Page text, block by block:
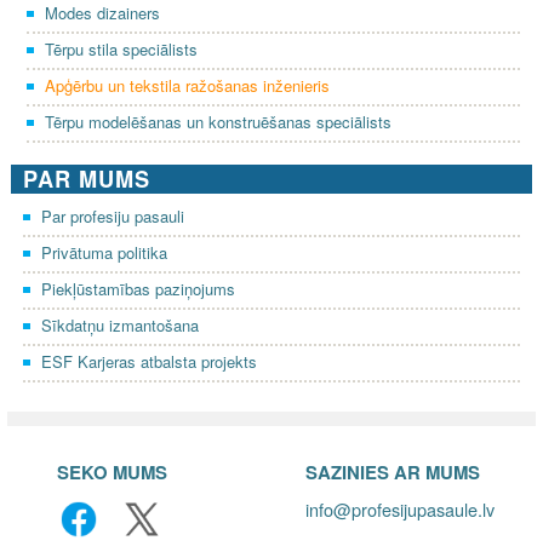
Modes dizainers
Tērpu stila speciālists
Apģērbu un tekstila ražošanas inženieris
Tērpu modelēšanas un konstruēšanas speciālists
PAR MUMS
Par profesiju pasauli
Privātuma politika
Piekļūstamības paziņojums
Sīkdatņu izmantošana
ESF Karjeras atbalsta projekts
SEKO MUMS SAZINIES AR MUMS
info@profesijupasaule.lv